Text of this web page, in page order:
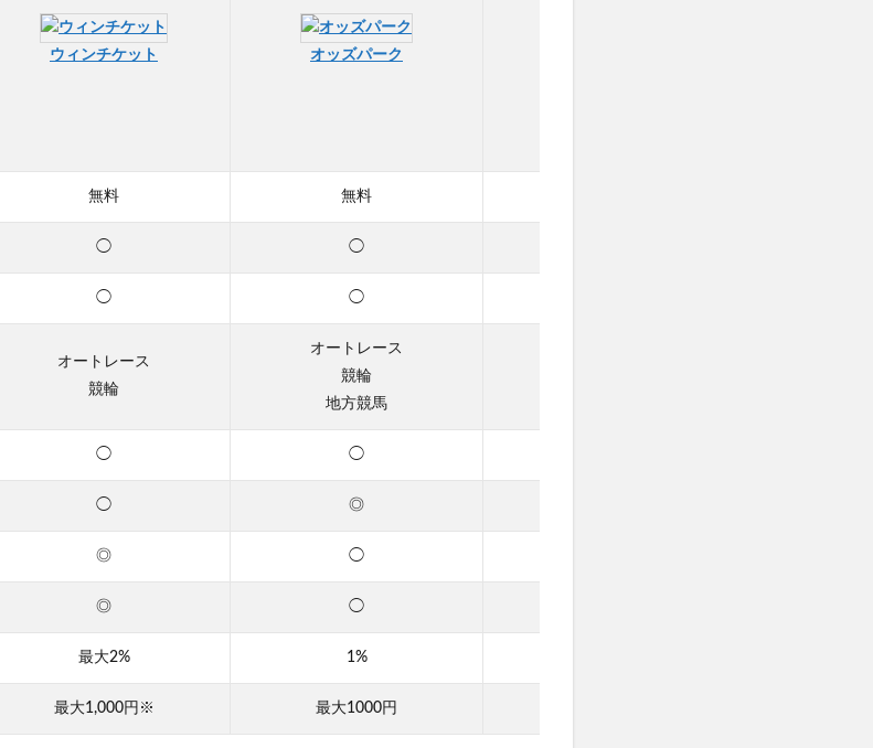
ウィンチケット オッズパーク
無料 無料
◯ ◯
◯ ◯
オートレース
競輪
オートレース
競輪
地方競馬
◯ ◯
◯ ◎
◎ ◯
◎ ◯
最大2% 1%
最大1,000円※ 最大1000円